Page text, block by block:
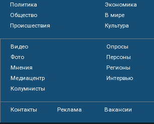
Политика
Экономика
Общество
В мире
Происшествия
Культура
Видео
Опросы
Фото
Персоны
Мнения
Регионы
Медиацентр
Интервью
Колумнисты
Контакты Реклама Вакансии